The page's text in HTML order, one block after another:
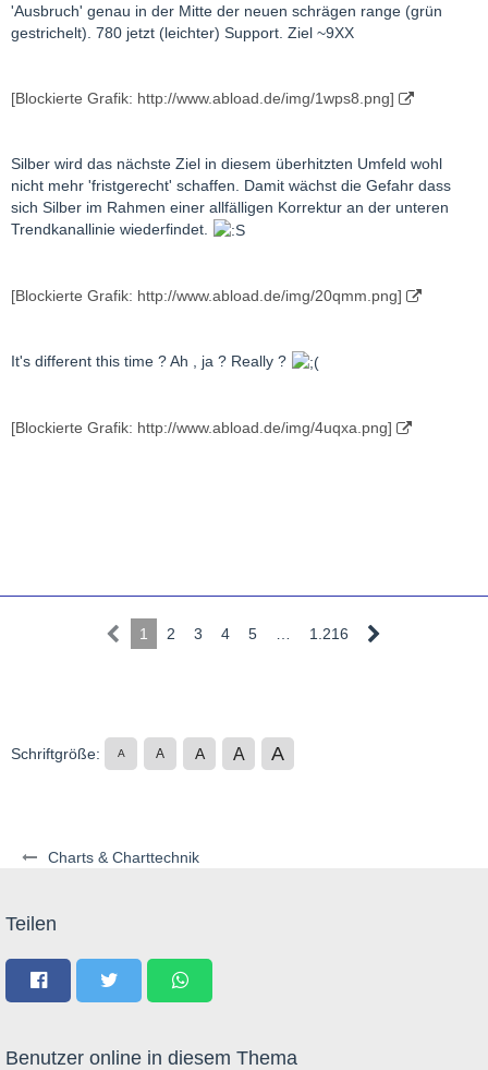
Charts & Charttechnik
'Ausbruch' genau in der Mitte der neuen schrägen range (grün
gestrichelt). 780 jetzt (leichter) Support. Ziel ~9XX
[Blockierte Grafik: http://www.abload.de/img/1wps8.png]
Silber wird das nächste Ziel in diesem überhitzten Umfeld wohl
nicht mehr 'fristgerecht' schaffen. Damit wächst die Gefahr dass
sich Silber im Rahmen einer allfälligen Korrektur an der unteren
Trendkanallinie wiederfindet.
[Blockierte Grafik: http://www.abload.de/img/20qmm.png]
It's different this time ? Ah , ja ? Really ?
[Blockierte Grafik: http://www.abload.de/img/4uqxa.png]
1 2 3 4 5 … 1.216
Schriftgröße: A A A A A
Teilen
Benutzer online in diesem Thema